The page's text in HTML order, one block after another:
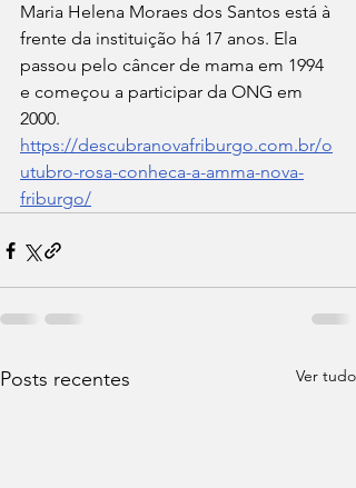
Maria Helena Moraes dos Santos está à
frente da instituição há 17 anos. Ela
passou pelo câncer de mama em 1994
e começou a participar da ONG em
2000.
https://descubranovafriburgo.com.br/o
utubro-rosa-conheca-a-amma-nova-
friburgo/
Posts recentes Ver tudo